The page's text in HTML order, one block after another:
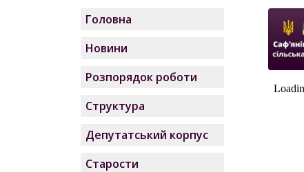
Головна
Новини
Розпорядок роботи
Структура
Депутатський корпус
Старости